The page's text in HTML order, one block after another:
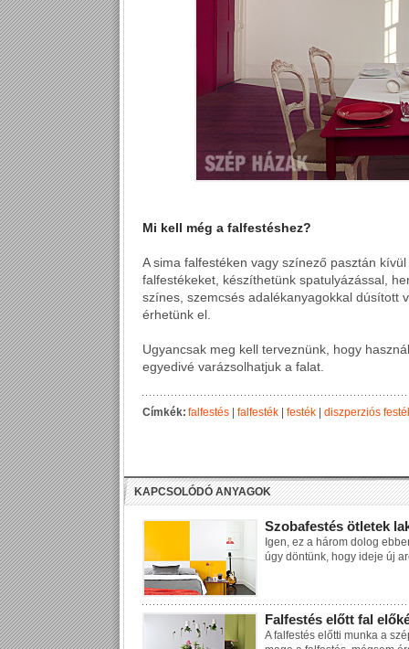
Mi kell még a falfestéshez?
A sima falfestéken vagy színező pasztán
falfestékeket, készíthetünk spatulyázással,
színes, szemcsés adalékanyagokkal dúsított
érhetünk el.
Ugyancsak meg kell terveznünk, hogy
egyedivé varázsolhatjuk a falat.
Címkék:falfestés falfesték festék diszperziós
KAPCSOLÓDÓ ANYAGOK
Szobafestés ötletek
Igen, ez a három dolog
úgy döntünk, hogy ideje új
Falfestés előtt fal
A falfestés előtti munka a